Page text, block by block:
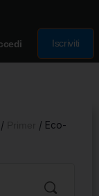
Iscriviti
/
/ Eco-